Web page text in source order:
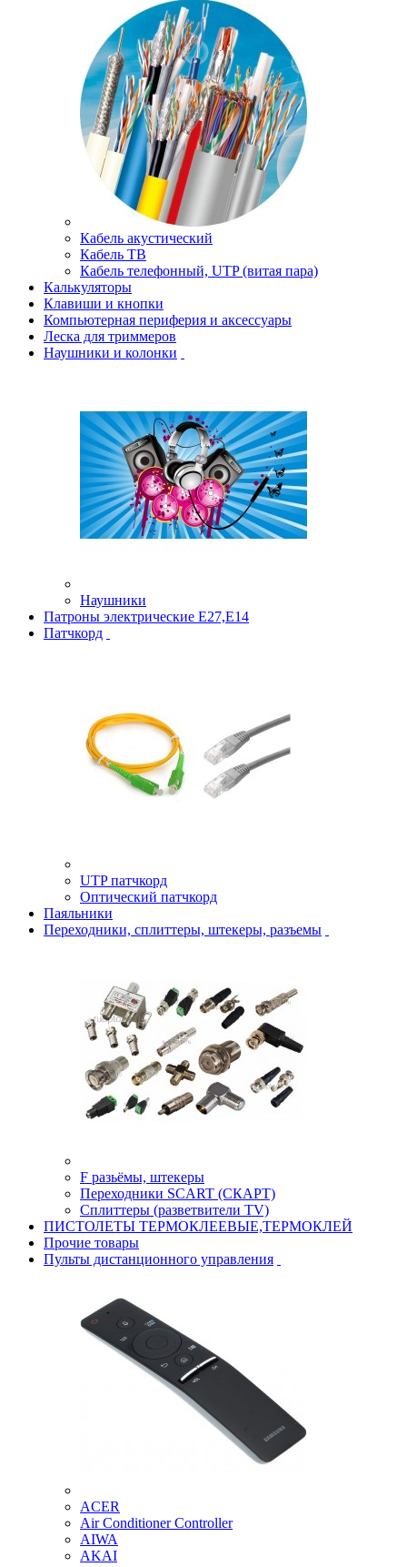
Кабель акустический
Кабель ТВ
Кабель телефонный, UTP (витая пара)
Калькуляторы
Клавиши и кнопки
Компьютерная периферия и аксессуары
Леска для триммеров
Наушники и колонки
Наушники
Патроны электрические Е27,Е14
Патчкорд
UTP патчкорд
Оптический патчкорд
Паяльники
Переходники, сплиттеры, штекеры, разъемы
F разьёмы, штекеры
Переходники SCART (СКАРТ)
Сплиттеры (разветвители TV)
ПИСТОЛЕТЫ ТЕРМОКЛЕЕВЫЕ,ТЕРМОКЛЕЙ
Прочие товары
Пульты дистанционного управления
ACER
Air Conditioner Controller
AIWA
AKAI